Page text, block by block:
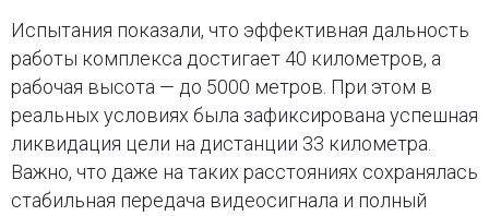
Испытания показали, что эффективная дальность
работы комплекса достигает 40 километров, а
рабочая высота — до 5000 метров. При этом в
реальных условиях была зафиксирована успешная
ликвидация цели на дистанции 33 километра.
Важно, что даже на таких расстояниях сохранялась
стабильная передача видеосигнала и полный